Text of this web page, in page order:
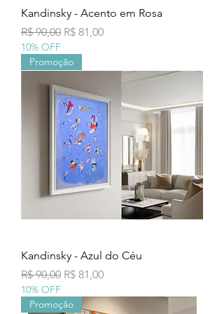
Kandinsky - Acento em Rosa
Preço normal
R$ 90,00 Preço promocional
R$ 81,00
10% OFF
Promoção
Kandinsky - Azul do Céu
Preço normal
R$ 90,00 Preço promocional
R$ 81,00
10% OFF
Promoção